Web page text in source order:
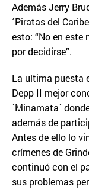
Además Jerry
´Piratas del
esto: “No en este
por decidirse”.
La ultima puesta
Depp II mejor
´Minamata´
además de
Antes de ello lo
crímenes de
continuó con el
sus problemas